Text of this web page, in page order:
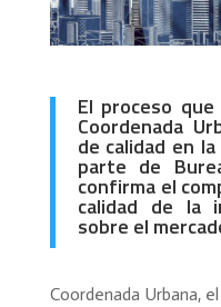
El proceso
Coordenada
de calidad en
parte de
confirma el
calidad de la
sobre el
Coordenada Urbana,